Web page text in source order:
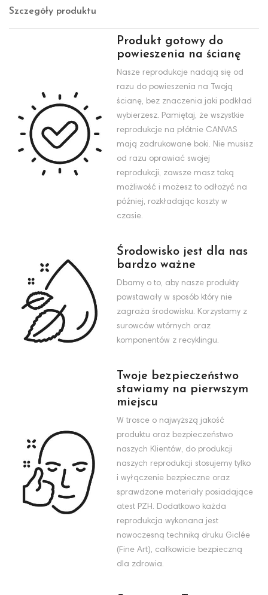
Szczegóły produktu
Produkt gotowy do
powieszenia na ścianę
Nasze reprodukcje nadają się od
razu do powieszenia na Twoją
ścianę, bez znaczenia jaki podkład
wybierzesz. Pamiętaj, że wszystkie
reprodukcje na płótnie CANVAS
mają zadrukowane boki. Nie musisz
od razu oprawiać swojej
reprodukcji, zawsze masz taką
możliwość i możesz to odłożyć na
później, rozkładając koszty w
czasie.
Środowisko jest dla nas
bardzo ważne
Dbamy o to, aby nasze produkty
powstawały w sposób który nie
zagraża środowisku. Korzystamy z
surowców wtórnych oraz
komponentów z recyklingu.
Twoje bezpieczeństwo
stawiamy na pierwszym
miejscu
W trosce o najwyższą jakość
produktu oraz bezpieczeństwo
naszych Klientów, do produkcji
naszych reprodukcji stosujemy tylko
i wyłączenie bezpieczne oraz
sprawdzone materiały posiadające
atest PZH. Dodatkowo każda
reprodukcja wykonana jest
nowoczesną techniką druku Giclée
(Fine Art), całkowicie bezpieczną
dla zdrowia.